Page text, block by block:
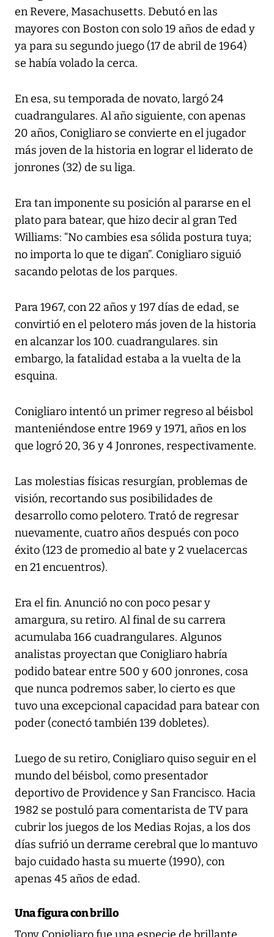
en Revere, Masachusetts. Debutó en las
mayores con Boston con solo 19 años de edad y
ya para su segundo juego (17 de abril de 1964)
se había volado la cerca.
En esa, su temporada de novato, largó 24
cuadrangulares. Al año siguiente, con apenas
20 años, Conigliaro se convierte en el jugador
más joven de la historia en lograr el liderato de
jonrones (32) de su liga.
Era tan imponente su posición al pararse en el
plato para batear, que hizo decir al gran Ted
Williams: “No cambies esa sólida postura tuya;
no importa lo que te digan”. Conigliaro siguió
sacando pelotas de los parques.
Para 1967, con 22 años y 197 días de edad, se
convirtió en el pelotero más joven de la historia
en alcanzar los 100. cuadrangulares. sin
embargo, la fatalidad estaba a la vuelta de la
esquina.
Conigliaro intentó un primer regreso al béisbol
manteniéndose entre 1969 y 1971, años en los
que logró 20, 36 y 4 Jonrones, respectivamente.
Las molestias físicas resurgían, problemas de
visión, recortando sus posibilidades de
desarrollo como pelotero. Trató de regresar
nuevamente, cuatro años después con poco
éxito (123 de promedio al bate y 2 vuelacercas
en 21 encuentros).
Era el fin. Anunció no con poco pesar y
amargura, su retiro. Al final de su carrera
acumulaba 166 cuadrangulares. Algunos
analistas proyectan que Conigliaro habría
podido batear entre 500 y 600 jonrones, cosa
que nunca podremos saber, lo cierto es que
tuvo una excepcional capacidad para batear con
poder (conectó también 139 dobletes).
Luego de su retiro, Conigliaro quiso seguir en el
mundo del béisbol, como presentador
deportivo de Providence y San Francisco. Hacia
1982 se postuló para comentarista de TV para
cubrir los juegos de los Medias Rojas, a los dos
días sufrió un derrame cerebral que lo mantuvo
bajo cuidado hasta su muerte (1990), con
apenas 45 años de edad.
Una figura con brillo
Tony Conigliaro fue una especie de brillante